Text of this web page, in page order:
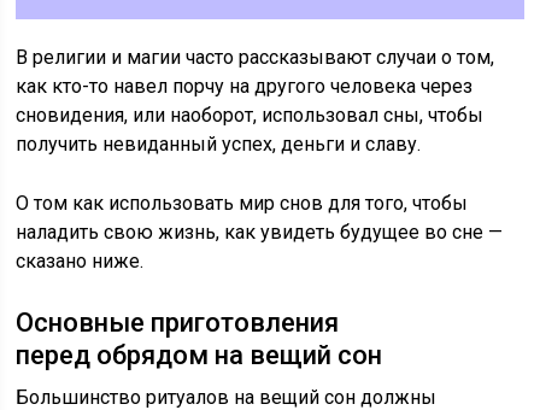
В религии и магии часто рассказывают случаи о том,
как кто-то навел порчу на другого человека через
сновидения, или наоборот, использовал сны, чтобы
получить невиданный успех, деньги и славу.
О том как использовать мир снов для того, чтобы
наладить свою жизнь, как увидеть будущее во сне —
сказано ниже.
Основные приготовления
перед обрядом на вещий сон
Большинство ритуалов на вещий сон должны